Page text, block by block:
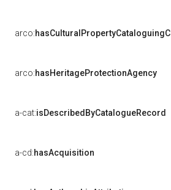
arco:
arco:hasHeritageProtectionAgency
a-cat:isDescribedByCatalogueRecord
a-cd:hasAcquisition